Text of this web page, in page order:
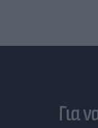
Για